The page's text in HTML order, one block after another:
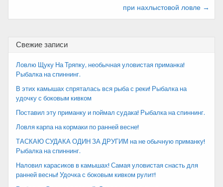
при нахлыстовой ловле →
Свежие записи
Ловлю Щуку На Тряпку, необычная уловистая приманка!
Рыбалка на спиннинг.
В этих камышах спряталась вся рыба с реки! Рыбалка на
удочку с боковым кивком
Поставил эту приманку и поймал судака! Рыбалка на спиннинг.
Ловля карпа на кормаки по ранней весне!
ТАСКАЮ СУДАКА ОДИН ЗА ДРУГИМ на не обычную приманку!
Рыбалка на спиннинг.
Наловил карасиков в камышах! Самая уловистая снасть для
ранней весны! Удочка с боковым кивком рулит!